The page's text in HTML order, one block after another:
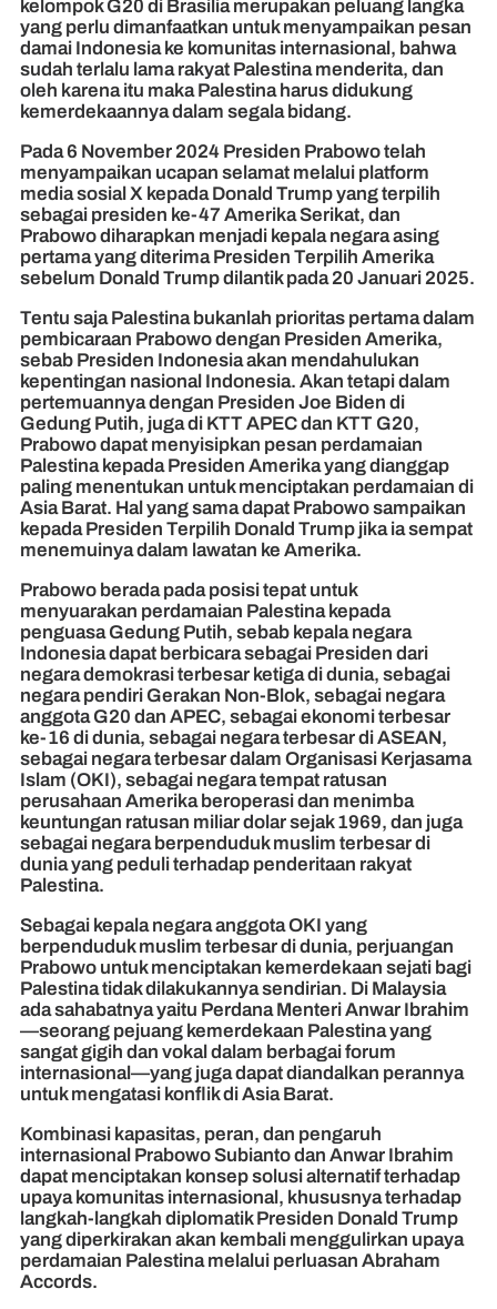
kelompok G20 di Brasilia merupakan peluang langka
yang perlu dimanfaatkan untuk menyampaikan pesan
damai Indonesia ke komunitas internasional, bahwa
sudah terlalu lama rakyat Palestina menderita, dan
oleh karena itu maka Palestina harus didukung
kemerdekaannya dalam segala bidang.
Pada 6 November 2024 Presiden Prabowo telah
menyampaikan ucapan selamat melalui platform
media sosial X kepada Donald Trump yang terpilih
sebagai presiden ke-47 Amerika Serikat, dan
Prabowo diharapkan menjadi kepala negara asing
pertama yang diterima Presiden Terpilih Amerika
sebelum Donald Trump dilantik pada 20 Januari 2025.
Tentu saja Palestina bukanlah prioritas pertama dalam
pembicaraan Prabowo dengan Presiden Amerika,
sebab Presiden Indonesia akan mendahulukan
kepentingan nasional Indonesia. Akan tetapi dalam
pertemuannya dengan Presiden Joe Biden di
Gedung Putih, juga di KTT APEC dan KTT G20,
Prabowo dapat menyisipkan pesan perdamaian
Palestina kepada Presiden Amerika yang dianggap
paling menentukan untuk menciptakan perdamaian di
Asia Barat. Hal yang sama dapat Prabowo sampaikan
kepada Presiden Terpilih Donald Trump jika ia sempat
menemuinya dalam lawatan ke Amerika.
Prabowo berada pada posisi tepat untuk
menyuarakan perdamaian Palestina kepada
penguasa Gedung Putih, sebab kepala negara
Indonesia dapat berbicara sebagai Presiden dari
negara demokrasi terbesar ketiga di dunia, sebagai
negara pendiri Gerakan Non-Blok, sebagai negara
anggota G20 dan APEC, sebagai ekonomi terbesar
ke-16 di dunia, sebagai negara terbesar di ASEAN,
sebagai negara terbesar dalam Organisasi Kerjasama
Islam (OKI), sebagai negara tempat ratusan
perusahaan Amerika beroperasi dan menimba
keuntungan ratusan miliar dolar sejak 1969, dan juga
sebagai negara berpenduduk muslim terbesar di
dunia yang peduli terhadap penderitaan rakyat
Palestina.
Sebagai kepala negara anggota OKI yang
berpenduduk muslim terbesar di dunia, perjuangan
Prabowo untuk menciptakan kemerdekaan sejati bagi
Palestina tidak dilakukannya sendirian. Di Malaysia
ada sahabatnya yaitu Perdana Menteri Anwar Ibrahim
—seorang pejuang kemerdekaan Palestina yang
sangat gigih dan vokal dalam berbagai forum
internasional—yang juga dapat diandalkan perannya
untuk mengatasi konflik di Asia Barat.
Kombinasi kapasitas, peran, dan pengaruh
internasional Prabowo Subianto dan Anwar Ibrahim
dapat menciptakan konsep solusi alternatif terhadap
upaya komunitas internasional, khususnya terhadap
langkah-langkah diplomatik Presiden Donald Trump
yang diperkirakan akan kembali menggulirkan upaya
perdamaian Palestina melalui perluasan Abraham
Accords.